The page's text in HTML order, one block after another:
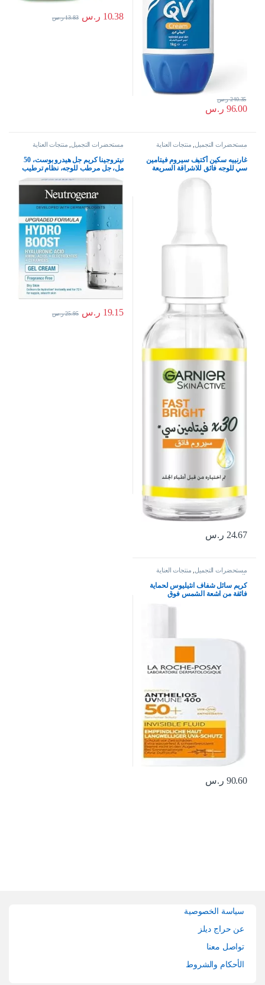
96.00 ر.س
240.35 ر.س
10.38 ر.س 13.83 ر.س
مستحضرات التجميل منتجات العناية
بالبشرة
غارنييه سكين أكتيف سيروم فيتامين
سي للوجه فائق للاشراقة السريعة
ضد البقع ب X30 فيتامين سي*و
نياسيناميد، لنوع البشرة كل الأنواعة،
24.67 ر.س
مستحضرات التجميل منتجات العناية
بالبشرة
نيتروجينا كريم جل هيدرو بوست، 50
مل، جل مرطب للوجه، نظام ترطيب
كامل للعناية بالبشرة مع حمض
الهيالورونيك، خفيف الوزن، غير
كوميدوغينيك، ومناسب للبشرة
الحساسة.، من نيوتريجينا
19.15 ر.س 25.95 ر.س
مستحضرات التجميل منتجات العناية
بالبشرة
كريم سائل شفاف انثيليوس لحماية
فائقة من اشعة الشمس فوق
روش بوزيه، سعة 50 مل، لنوع
90.60 ر.س
سياسة الخصوصية
عن حراج ديلز
تواصل معنا
الأحكام والشروط